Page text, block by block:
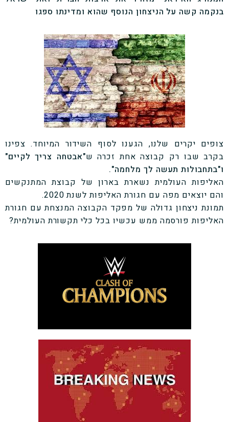
בנקמה קשה על הניצחון הנוסף שהוא ומדינתו ספגו
צופים יקרים שלנו, הגענו לסוף השידור המיוחד. צפינו
בקרב שבו רק קבוצה אחת זכרה ש"אבטחה צריך לקיים"
ו"בתחבולות תעשה לך מלחמה".
האליפות העולמית נשארת בארון של קבוצת המתנקשים
והם יוצאים מפה עם חגורת האליפות לשנת 2020.
תמונת ניצחון גדולה של מפקד הקבוצה המנצחת עם חגורת
האליפות פורסמה ממש עכשיו בכל כלי תקשורת העולמית?